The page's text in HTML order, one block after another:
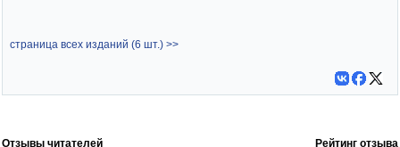
страница всех изданий (6 шт.) >>
Отзывы читателей Рейтинг отзыва